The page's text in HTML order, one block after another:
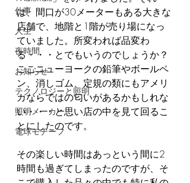
仕事
人生
夜時間
お知らせ
テクノロジーと照明
照明メーカー
電球モチーフ
は、間口が30メーターもある大きな
店舗で、地階と1階が売り場になっ
ていました。所変われば品変わ
る・・・とでもいうのでしょうか？
ここニューヨークの鉛筆やボールペ
ン、消しゴム、定規の類にもアメリ
カならではの匂いがあるかもしれな
い・・・と思い店の中を見て回るこ
とにしたのです。
その楽しい時間はあっという間に2
時間も過ぎてしまったのですが、そ